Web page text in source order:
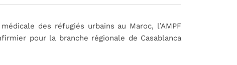
des réfugiés urbains au Maroc, l’AMPF
pour la branche régionale de Casablanca